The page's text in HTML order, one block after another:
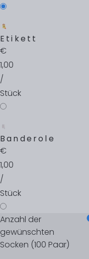
Etikett
€
1,00
/
Stück
Banderole
€
1,00
/
Stück
Anzahl der
gewünschten
Socken (100 Paar)